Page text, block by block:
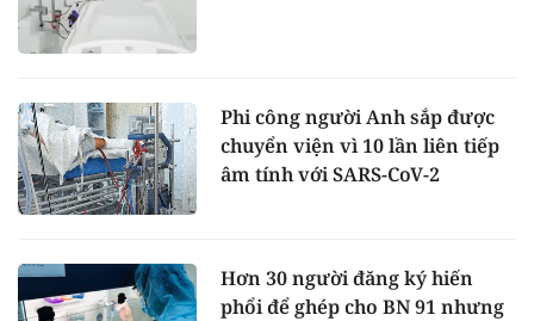
Phi công người Anh sắp được
chuyển viện vì 10 lần liên tiếp
âm tính với SARS-CoV-2
Hơn 30 người đăng ký hiến
phổi để ghép cho BN 91 nhưng